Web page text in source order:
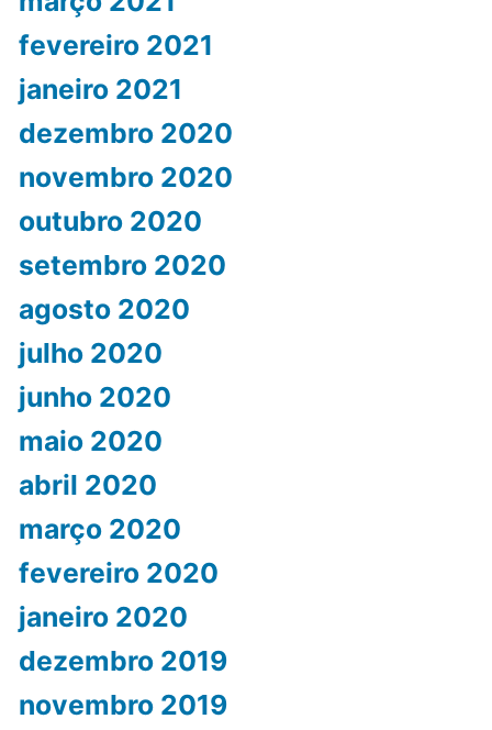
fevereiro 2021
janeiro 2021
dezembro 2020
novembro 2020
outubro 2020
setembro 2020
agosto 2020
julho 2020
junho 2020
maio 2020
abril 2020
março 2020
fevereiro 2020
janeiro 2020
dezembro 2019
novembro 2019